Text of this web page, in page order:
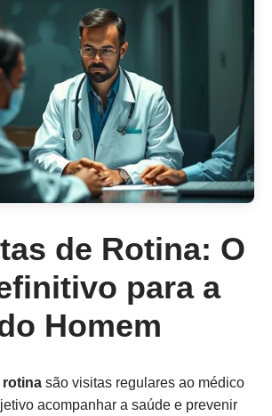
de Rotina: O
para a
Homem
rotina são visitas regulares ao médico
acompanhar a saúde e prevenir